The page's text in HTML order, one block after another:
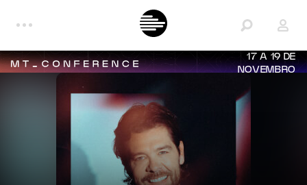
17 A 19 DE
NOVEMBRO